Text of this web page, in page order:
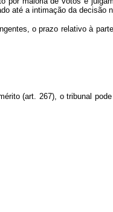
até a intimação da decisão
o prazo relativo à
(art. 267), o tribunal